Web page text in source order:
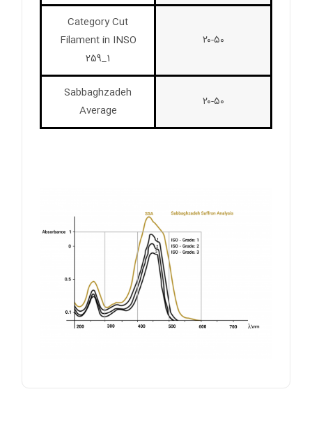
۲۰-۵۰
Category Cut
Filament in INSO
259_1
۲۰-۵۰
Sabbaghzadeh
Average